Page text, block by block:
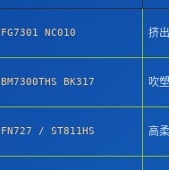
FG7301 NC010 挤
BM7300THS BK317 吹
FN727 / ST811HS 高